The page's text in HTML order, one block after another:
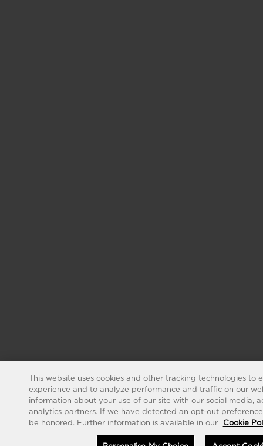
This website uses cookies and other tracking technologies to
experience and to analyze performance and traffic on our
information about your use of our site with our social media,
analytics partners. If we have detected an opt-out
be honored. Further information is available in our
Cookie